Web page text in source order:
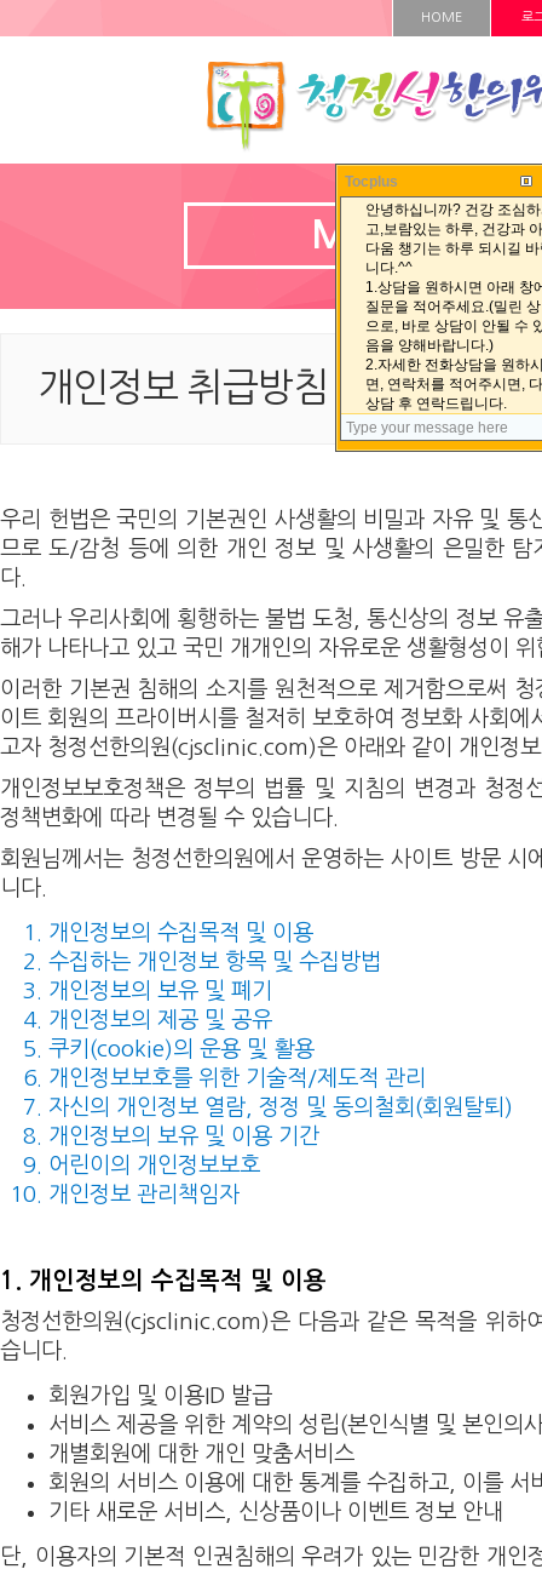
HOME 로
MEMBER
개인정보 취급방침 개인정보 취급방침 < MEMBER <
우리 헌법은 국민의 기본권인 사생활의 비밀과 자유 및 통
므로 도/감청 등에 의한 개인 정보 및 사생활의 은밀한 탐
다.
그러나 우리사회에 횡행하는 불법 도청, 통신상의 정보 유
해가 나타나고 있고 국민 개개인의 자유로운 생활형성이
이러한 기본권 침해의 소지를 원천적으로 제거함으로써
이트 회원의 프라이버시를 철저히 보호하여 정보화 사회에
고자 청정선한의원(cjsclinic.com)은 아래와 같이 개인정
개인정보보호정책은 정부의 법률 및 지침의 변경과 청정
정책변화에 따라 변경될 수 있습니다.
회원님께서는 청정선한의원에서 운영하는 사이트 방문 시
니다.
개인정보의 수집목적 및 이용
수집하는 개인정보 항목 및 수집방법
개인정보의 보유 및 폐기
개인정보의 제공 및 공유
쿠키(cookie)의 운용 및 활용
개인정보보호를 위한 기술적/제도적 관리
자신의 개인정보 열람, 정정 및 동의철회(회원탈퇴)
개인정보의 보유 및 이용 기간
어린이의 개인정보보호
개인정보 관리책임자
1. 개인정보의 수집목적 및 이용
청정선한의원(cjsclinic.com)은 다음과 같은 목적을 위하
습니다.
회원가입 및 이용ID 발급
서비스 제공을 위한 계약의 성립(본인식별 및 본인의
개별회원에 대한 개인 맞춤서비스
회원의 서비스 이용에 대한 통계를 수집하고, 이를 서
기타 새로운 서비스, 신상품이나 이벤트 정보 안내
단, 이용자의 기본적 인권침해의 우려가 있는 민감한 개인
Tocplus